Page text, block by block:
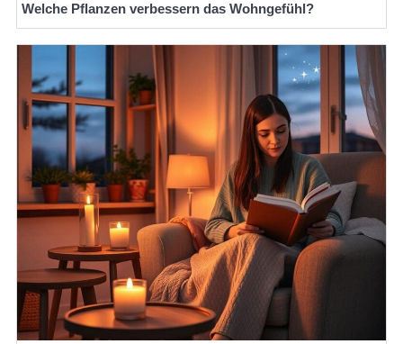
Welche Pflanzen verbessern das Wohngefühl?